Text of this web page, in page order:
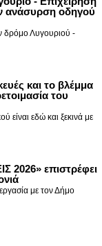
ανάσυρση οδηγού
δρόμο Λυγουριού -
και το βλέμμα
του
είναι εδώ και ξεκινά με
2026» επιστρέφει
με τον Δήμο